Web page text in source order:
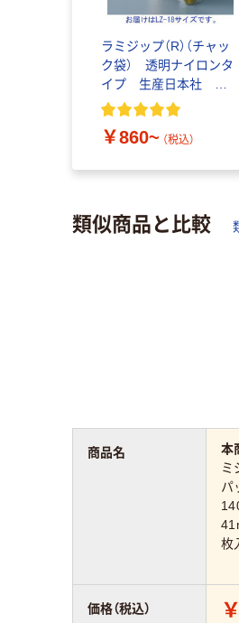
ラミジップ（R）（チャッ
ク袋） 透明ナイロンタ
イプ 生産日本社 セ
イニチ
￥860~ （税込）
類似商品と比較
本
ミ
パ
枚
商品名
価格（税込）